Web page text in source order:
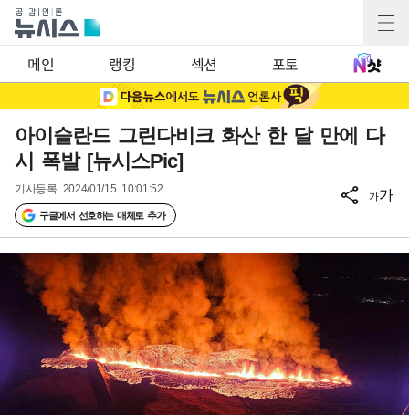
메인 랭킹 섹션 포토
아이슬란드 그린다비크 화산 한 달 만에 다
시 폭발 [뉴시스Pic]
기사등록 2024/01/15 10:01:52
구글에서 선호하는 매체로 추가
가가